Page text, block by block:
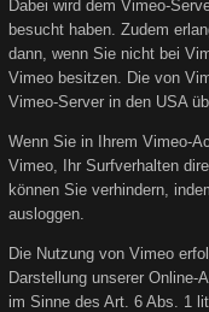
Dabei wird dem Vimeo-
besucht haben. Zudem
dann, wenn Sie nicht bei
Vimeo besitzen. Die von
Vimeo-Server in den USA
Wenn Sie in Ihrem Vimeo-
Vimeo, Ihr Surfverhalten
können Sie verhindern,
ausloggen.
Die Nutzung von Vimeo
Darstellung unserer
im Sinne des Art. 6 Abs. 1